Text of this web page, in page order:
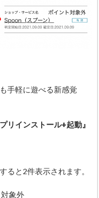
手軽に遊べる新感覚
リインストール+起動』
ると2件表示されます。
象外